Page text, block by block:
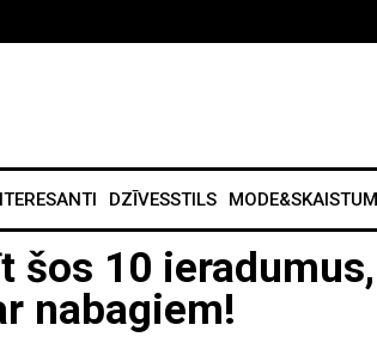
DZĪVESSTILS
šos 10
nabagiem!